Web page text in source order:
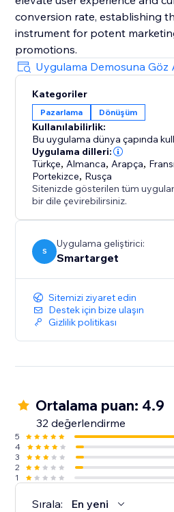
conversion rate, establishing
instrument for potent
promotions.
Uygulama Demosuna Göz
Kategoriler
Pazarlama Dönüşüm
Kullanılabilirlik:
Bu uygulama dünya çapında
Uygulama dilleri:
Türkçe, Almanca, Arapça,
Portekizce, Rusça
Sitenizde gösterilen tüm
bir dile çevirebilirsiniz.
S
Uygulama geliştirici:
Smartarget
Sitemizi ziyaret edin
Destek için bize ulaşın
Gizlilik politikası
Ortalama puan: 4.9
32 değerlendirme
5
4
3
2
1
Sırala: En yeni